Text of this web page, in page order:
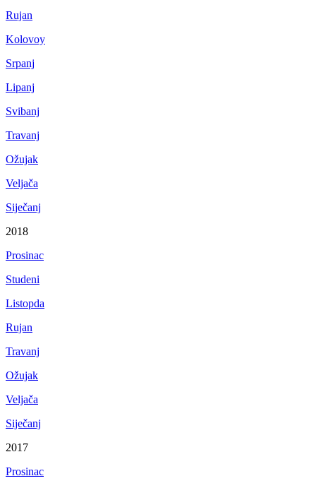
Rujan
Kolovoy
Srpanj
Lipanj
Svibanj
Travanj
Ožujak
Veljača
Siječanj
2018
Prosinac
Studeni
Listopda
Rujan
Travanj
Ožujak
Veljača
Siječanj
2017
Prosinac